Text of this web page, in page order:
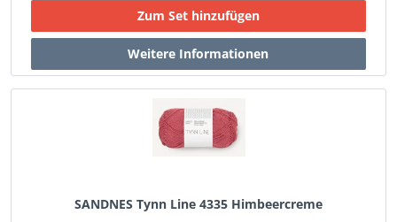
SANDNES Tynn Line 4335 Himbeercreme